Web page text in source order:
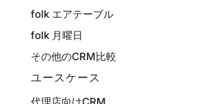
folk エアテーブル
folk 月曜日
その他のCRM比較
ユースケース